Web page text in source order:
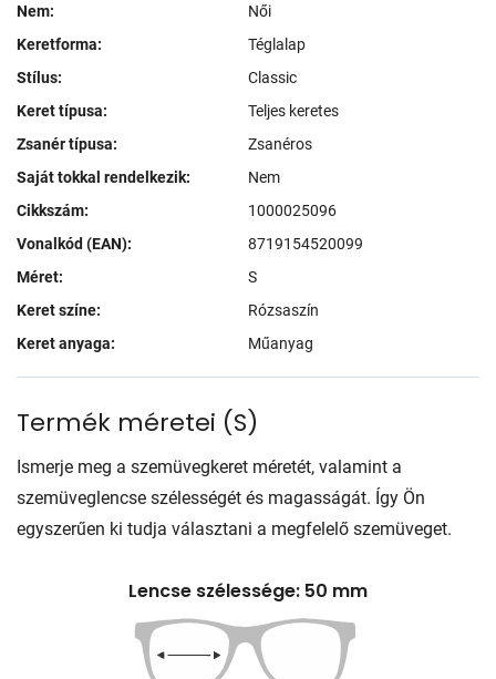
Nem:
Női
Keretforma:
Téglalap
Stílus:
Classic
Keret típusa:
Teljes keretes
Zsanér típusa:
Zsanéros
Saját tokkal rendelkezik:
Nem
Cikkszám:
1000025096
Vonalkód (EAN):
8719154520099
Méret:
S
Keret színe:
Rózsaszín
Keret anyaga:
Műanyag
Termék méretei (S)
Ismerje meg a szemüvegkeret méretét, valamint a
szemüveglencse szélességét és magasságát. Így Ön
egyszerűen ki tudja választani a megfelelő szemüveget.
Lencse szélessége: 50 mm